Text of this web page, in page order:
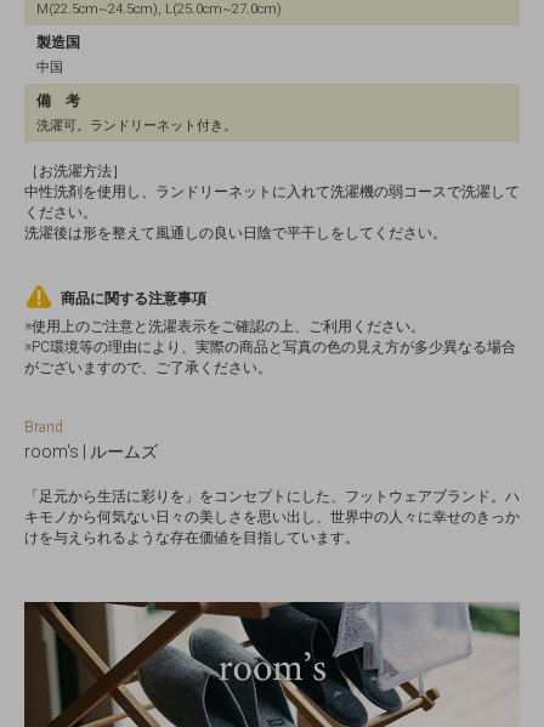
M(22.5cm~24.5cm), L(25.0cm~27.0cm)
製造国
中国
備 考
洗濯可。ランドリーネット付き。
［お洗濯方法］
中性洗剤を使用し、ランドリーネットに入れて洗濯機の弱コースで洗濯して
ください。
洗濯後は形を整えて風通しの良い日陰で平干しをしてください。
商品に関する注意事項
※使用上のご注意と洗濯表示をご確認の上、ご利用ください。
※PC環境等の理由により、実際の商品と写真の色の見え方が多少異なる場合
がございますので、ご了承ください。
Brand
room's | ルームズ
「足元から生活に彩りを」をコンセプトにした、フットウェアブランド。ハ
キモノから何気ない日々の美しさを思い出し、世界中の人々に幸せのきっか
けを与えられるような存在価値を目指しています。